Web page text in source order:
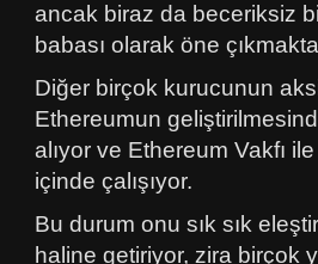
ancak biraz da beceriksiz
babası olarak öne
Diğer birçok kurucunun
Ethereumun
alıyor ve Ethereum Vakfı
içinde çalışıyor.
Bu durum onu sık sık
haline getiriyor, zira birçok